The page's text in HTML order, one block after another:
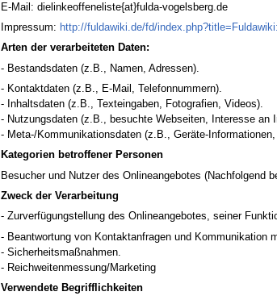
E-Mail: dielinkeoffeneliste{at}fulda-vogelsberg.de
Impressum: http://fuldawiki.de/fd/
Arten der verarbeiteten Daten:
- Bestandsdaten (z.B., Namen, Adressen).
- Kontaktdaten (z.B., E-Mail, Telefonnummern).
- Inhaltsdaten (z.B., Texteingaben, Fotografien, Videos).
- Nutzungsdaten (z.B., besuchte Webseiten, Interesse an
- Meta-/Kommunikationsdaten (z.B., Geräte-
Kategorien betroffener Personen
Besucher und Nutzer des Onlineangebotes (Nachfolgend
Zweck der Verarbeitung
- Zurverfügungstellung des Onlineangebotes, seiner
- Beantwortung von Kontaktanfragen und Kommunikation
- Sicherheitsmaßnahmen.
- Reichweitenmessung/Marketing
Verwendete Begrifflichkeiten